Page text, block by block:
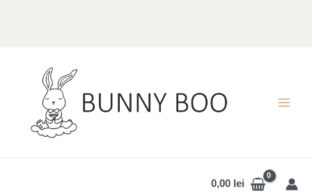
0,00 lei